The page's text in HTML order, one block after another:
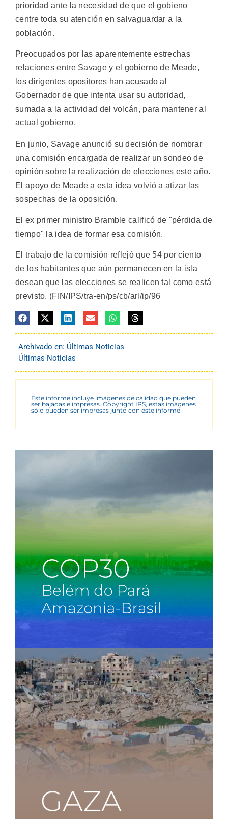
prioridad ante la necesidad de que el gobieno
centre toda su atención en salvaguardar a la
población.
Preocupados por las aparentemente estrechas
relaciones entre Savage y el gobierno de Meade,
los dirigentes opositores han acusado al
Gobernador de que intenta usar su autoridad,
sumada a la actividad del volcán, para mantener al
actual gobierno.
En junio, Savage anunció su decisión de nombrar
una comisión encargada de realizar un sondeo de
opinión sobre la realización de elecciones este año.
El apoyo de Meade a esta idea volvió a atizar las
sospechas de la oposición.
El ex primer ministro Bramble calificó de "pérdida de
tiempo" la idea de formar esa comisión.
El trabajo de la comisión reflejó que 54 por ciento
de los habitantes que aún permanecen en la isla
desean que las elecciones se realicen tal como está
previsto. (FIN/IPS/tra-en/ps/cb/arl/ip/96
Archivado en: Últimas Noticias
Últimas Noticias
Este informe incluye imágenes de calidad que pueden
ser bajadas e impresas. Copyright IPS, estas imágenes
sólo pueden ser impresas junto con este informe